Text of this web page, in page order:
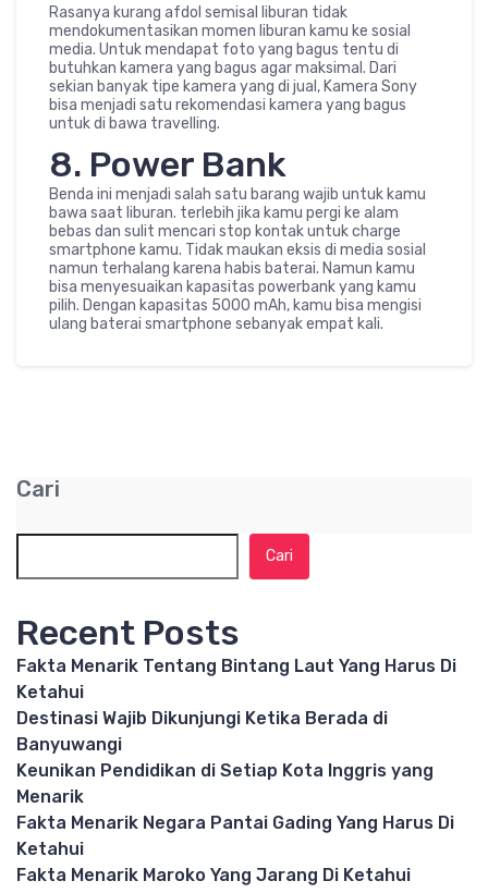
Rasanya kurang afdol semisal liburan tidak
mendokumentasikan momen liburan kamu ke sosial
media. Untuk mendapat foto yang bagus tentu di
butuhkan kamera yang bagus agar maksimal. Dari
sekian banyak tipe kamera yang di jual, Kamera Sony
bisa menjadi satu rekomendasi kamera yang bagus
untuk di bawa travelling.
8. Power Bank
Benda ini menjadi salah satu barang wajib untuk kamu
bawa saat liburan. terlebih jika kamu pergi ke alam
bebas dan sulit mencari stop kontak untuk charge
smartphone kamu. Tidak maukan eksis di media sosial
namun terhalang karena habis baterai. Namun kamu
bisa menyesuaikan kapasitas powerbank yang kamu
pilih. Dengan kapasitas 5000 mAh, kamu bisa mengisi
ulang baterai smartphone sebanyak empat kali.
Cari
Cari
Recent Posts
Fakta Menarik Tentang Bintang Laut Yang Harus Di
Ketahui
Destinasi Wajib Dikunjungi Ketika Berada di
Banyuwangi
Keunikan Pendidikan di Setiap Kota Inggris yang
Menarik
Fakta Menarik Negara Pantai Gading Yang Harus Di
Ketahui
Fakta Menarik Maroko Yang Jarang Di Ketahui